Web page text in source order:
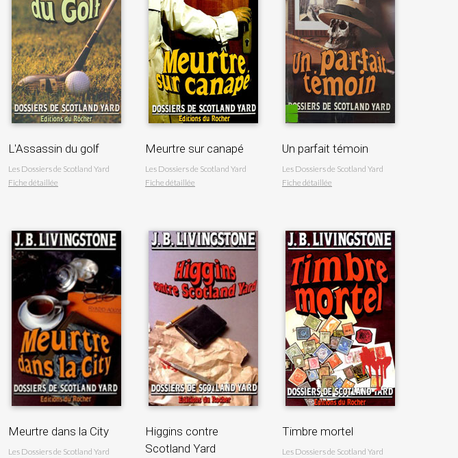
L'Assassin du golf
Les Dossiers de Scotland Yard
Fiche détaillée
Meurtre sur canapé
Les Dossiers de Scotland Yard
Fiche détaillée
Un parfait témoin
Les Dossiers de Scotland Yard
Fiche détaillée
Meurtre dans la City
Les Dossiers de Scotland Yard
Higgins contre
Scotland Yard
Timbre mortel
Les Dossiers de Scotland Yard